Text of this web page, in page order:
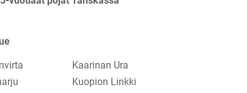
Kaarinan Ura
Kuopion Linkki